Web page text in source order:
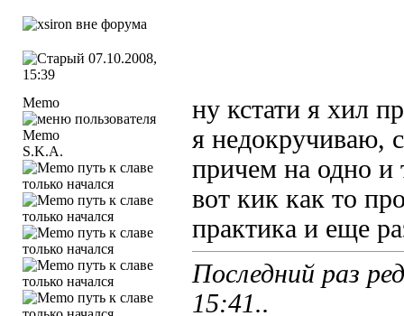
07.10.2008,
15:39
Memo
S.K.A.
ну кстати я хил
я недокручиваю,
причем на одно и
вот кик как то
практика и еще
Последний раз
15:41..